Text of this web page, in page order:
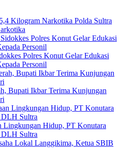
Polda Sultra
Polres Konut Gelar Edukasi
Personil
Bupati Ikbar Terima Kunjungan
Lingkungan Hidup, PT Konutara
DLH Sultra